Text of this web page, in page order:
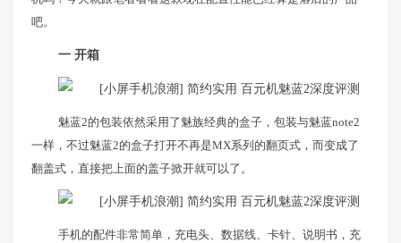
吧。
一 开箱
魅蓝2的包装依然采用了魅族经典的盒子，包装与魅蓝note2
一样，不过魅蓝2的盒子打开不再是MX系列的翻页式，而变成了
翻盖式，直接把上面的盖子掀开就可以了。
手机的配件非常简单，充电头、数据线、卡针、说明书，充